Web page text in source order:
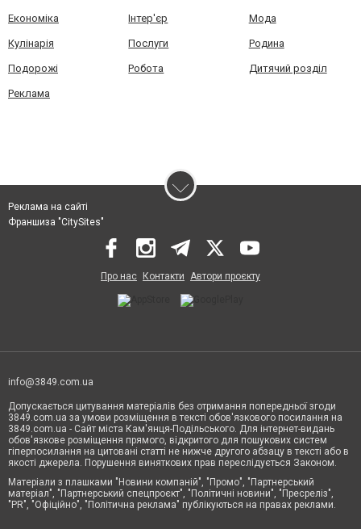
Економіка Інтер'єр Мода
Кулінарія Послуги Родина
Подорожі Робота Дитячий розділ
Реклама
Реклама на сайті
Франшиза "CitySites"
Про нас Контакти Автори проєкту
info@3849.com.ua
Допускається цитування матеріалів без отримання попередньої згоди
3849.com.ua за умови розміщення в тексті обов'язкового посилання на
3849.com.ua - Сайт міста Кам'янця-Подільського. Для інтернет-видань
обов'язкове розміщення прямого, відкритого для пошукових систем
гіперпосилання на цитовані статті не нижче другого абзацу в тексті або в
якості джерела. Порушення виняткових прав переслідується Законом.
Матеріали з плашками "Новини компаній", "Промо", "Партнерський
матеріал", "Партнерський спецпроєкт", "Політичні новини", "Пресреліз",
"PR", "Офіційно", "Політична реклама" публікуються на правах реклами.